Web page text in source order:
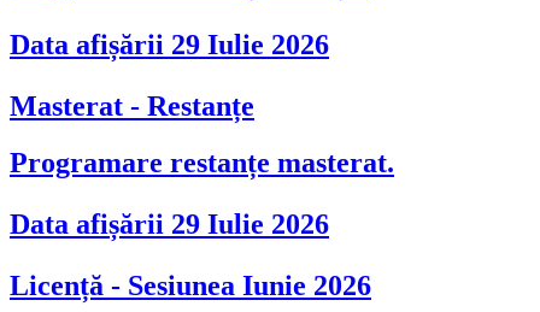
Data afișării 29 Iulie 2026
Masterat - Restanțe
Programare restanțe masterat.
Data afișării 29 Iulie 2026
Licență - Sesiunea Iunie 2026